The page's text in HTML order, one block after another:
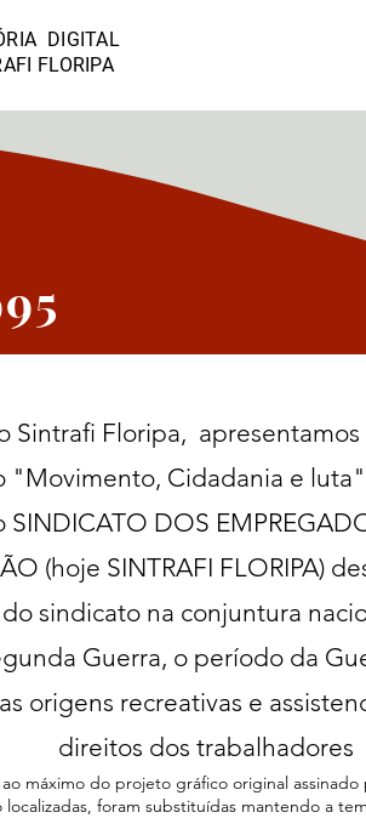
DIGITAL
FLORIPA
Sintrafi Floripa,
"Movimento, Cidadania e
DOS
(hoje SINTRAFI FLORIPA)
sindicato na conjuntura
Guerra, o período da
origens recreativas e
direitos dos trabalhadores
ao máximo do projeto gráfico original
foram substituídas mantendo a